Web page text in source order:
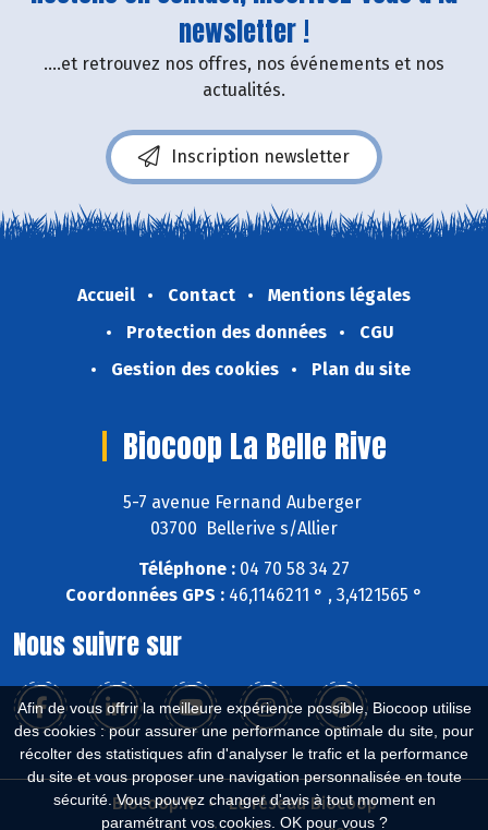
Afin de vous offrir la meilleure expérience possible, Biocoop utilise
des cookies : pour assurer une performance optimale du site, pour
récolter des statistiques afin d'analyser le trafic et la performance
du site et vous proposer une navigation personnalisée en toute
sécurité. Vous pouvez changer d'avis à tout moment en
paramétrant vos cookies. OK pour vous ?
newsletter !
....et retrouvez nos offres, nos événements et nos
actualités.
Inscription newsletter
Accueil Contact
Mentions légales
Protection des données
CGU
Gestion des cookies
Plan du site
Biocoop La Belle Rive
5-7 avenue Fernand Auberger
03700 Bellerive s/Allier
Téléphone : 04 70 58 34 27
Coordonnées GPS : 46,1146211 ° , 3,4121565 °
Nous suivre sur
Biocoop.fr
Le réseau Biocoop